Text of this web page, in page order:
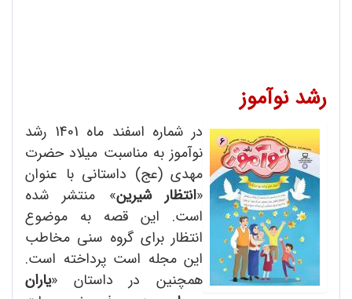
رشد نوآموز
در شماره اسفند ماه 1401 رشد
نوآموز به مناسبت میلاد حضرت
مهدی (عج) داستانی با عنوان
«انتظار شیرین» منتشر شده
است. این قصه به موضوع
انتظار برای گروه سنی مخاطب
این مجله است پرداخته است.
همچنین در داستان «یاران